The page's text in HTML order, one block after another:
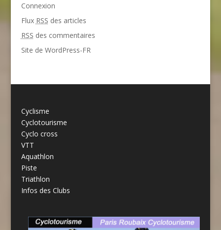
Connexion
Flux RSS des articles
RSS des commentaires
Site de WordPress-FR
Cyclisme
Cyclotourisme
Cyclo cross
VTT
Aquathlon
Piste
Triathlon
Infos des Clubs